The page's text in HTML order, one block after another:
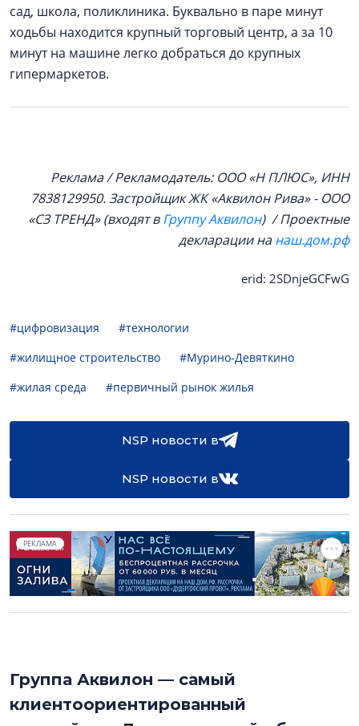
сад, школа, поликлиника. Буквально в паре минут
ходьбы находится крупный торговый центр, а за 10
минут на машине легко добраться до крупных
гипермаркетов.
Реклама / Рекламодатель: ООО «Н ПЛЮС», ИНН
7838129950. Застройщик ЖК «Аквилон Рива» - ООО
«СЗ ТРЕНД» (входят вГруппу Аквилон) / Проектные
декларации нанаш.дом.рф
erid: 2SDnjeGCFwG
#цифровизация
#технологии
#жилищное строительство
#Мурино-Девяткино
#жилая среда
#первичный рынок жилья
NSP новости в
NSP новости в
РЕКЛАМА
Группа Аквилон — самый
клиентоориентированный